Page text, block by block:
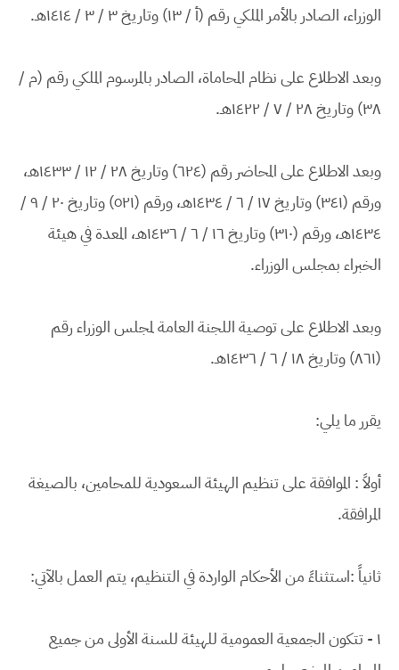
الوزراء، الصادر بالأمر الملكي رقم (أ / ١٣) وتاريخ ٣ / ٣ / ١٤١٤هـ.
وبعد الاطلاع على نظام المحاماة، الصادر بالمرسوم الملكي رقم (م /
٣٨) وتاريخ ٢٨ / ٧ / ١٤٢٢هـ.
وبعد الاطلاع على المحاضر رقم (٦٢٤) وتاريخ ٢٨ / ١٢ / ١٤٣٣هـ،
ورقم (٣٤١) وتاريخ ١٧ / ٦ / ١٤٣٤هـ، ورقم (٥٢١) وتاريخ ٢٠ / ٩ /
١٤٣٤هـ، ورقم (٣١٠) وتاريخ ١٦ / ٦ / ١٤٣٦هـ، المعدة في هيئة
الخبراء بمجلس الوزراء.
وبعد الاطلاع على توصية اللجنة العامة لمجلس الوزراء رقم
(٨٦١) وتاريخ ١٨ / ٦ / ١٤٣٦هـ.
يقرر ما يلي:
أولاً : الموافقة على تنظيم الهيئة السعودية للمحامين، بالصيغة
المرافقة.
ثانياً :استثناءً من الأحكام الواردة في التنظيم، يتم العمل بالآتي:
١ - تتكون الجمعية العمومية للهيئة للسنة الأولى من جميع